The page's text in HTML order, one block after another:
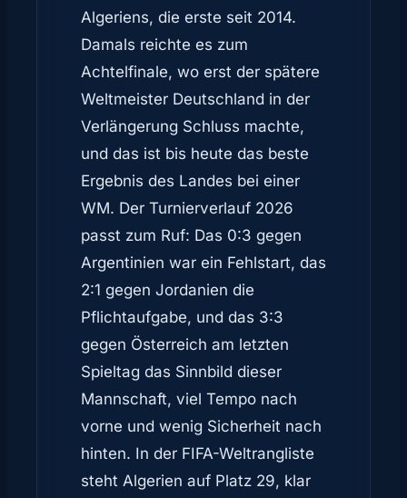
Algeriens, die erste seit 2014.
Damals reichte es zum
Achtelfinale, wo erst der spätere
Weltmeister Deutschland in der
Verlängerung Schluss machte,
und das ist bis heute das beste
Ergebnis des Landes bei einer
WM. Der Turnierverlauf 2026
passt zum Ruf: Das 0:3 gegen
Argentinien war ein Fehlstart, das
2:1 gegen Jordanien die
Pflichtaufgabe, und das 3:3
gegen Österreich am letzten
Spieltag das Sinnbild dieser
Mannschaft, viel Tempo nach
vorne und wenig Sicherheit nach
hinten. In der FIFA-Weltrangliste
steht Algerien auf Platz 29, klar